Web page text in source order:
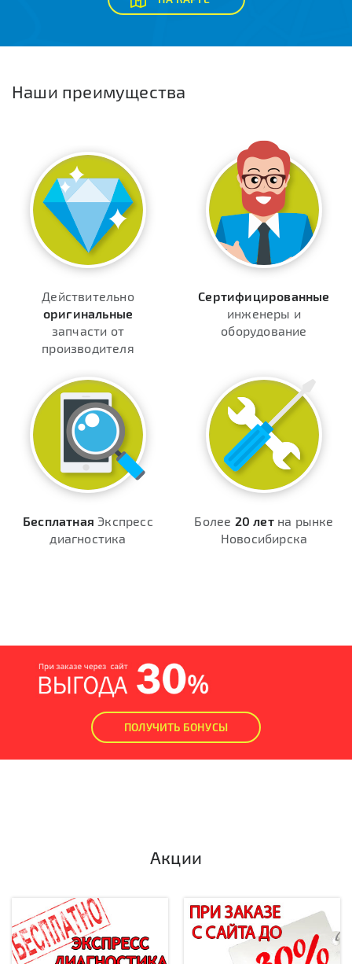
Наши преимущества
Действительно
оригинальные
запчасти от
производителя
Сертифицированные
инженеры и
оборудование
Бесплатная Экспресс
диагностика
Более 20 летна рынке
Новосибирска
ПОЛУЧИТЬ БОНУСЫ
Акции